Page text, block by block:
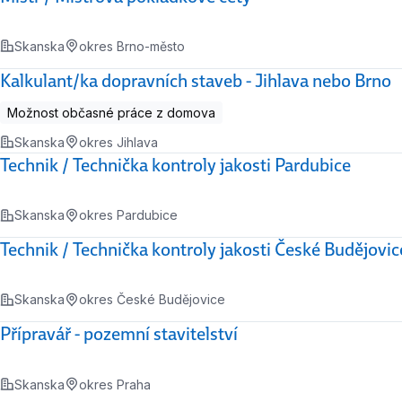
Skanska okres Brno-město
Kalkulant/ka dopravních staveb - Jihlava nebo Brno
Možnost občasné práce z domova
Skanska
okres Jihlava
Technik / Technička kontroly jakosti Pardubice
Skanska okres Pardubice
Technik / Technička kontroly jakosti České
Skanska okres České Budějovice
Přípravář - pozemní stavitelství
Skanska okres Praha